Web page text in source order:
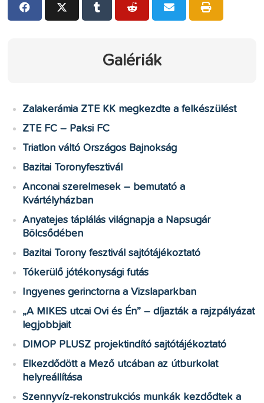
Galériák
Zalakerámia ZTE KK megkezdte a felkészülést
ZTE FC – Paksi FC
Triatlon váltó Országos Bajnokság
Bazitai Toronyfesztivál
Anconai szerelmesek – bemutató a
Kvártélyházban
Anyatejes táplálás világnapja a Napsugár
Bölcsődében
Bazitai Torony fesztivál sajtótájékoztató
Tókerülő jótékonysági futás
Ingyenes gerinctorna a Vizslaparkban
„A MIKES utcai Ovi és Én” – díjazták a rajzpályázat
legjobbjait
DIMOP PLUSZ projektindító sajtótájékoztató
Elkezdődött a Mező utcában az útburkolat
helyreállítása
Szennyvíz-rekonstrukciós munkák kezdődtek a